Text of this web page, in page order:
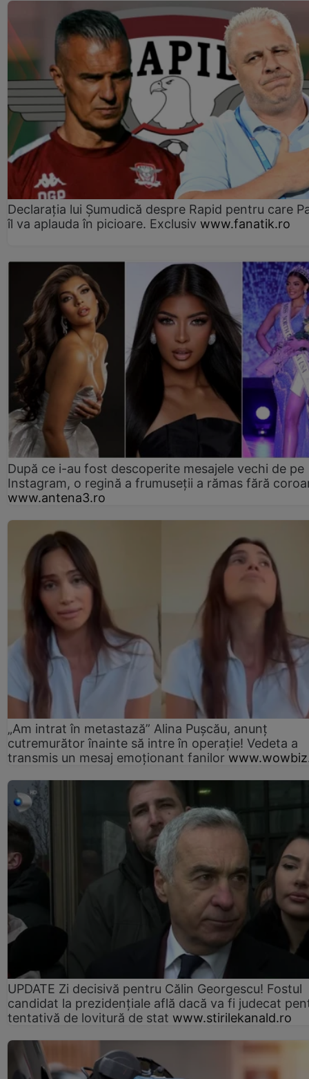
Declarația lui Șumudică despre Rapid pentru care
îl va aplauda în picioare. Exclusiv www.fanatik.ro
După ce i-au fost descoperite mesajele vechi de pe
Instagram, o regină a frumuseții a rămas fără
www.antena3.ro
„Am intrat în metastază” Alina Pușcău, anunț
cutremurător înainte să intre în operație! Vedeta a
transmis un mesaj emoționant fanilor
UPDATE Zi decisivă pentru Călin Georgescu! Fostul
candidat la prezidențiale află dacă va fi judecat
tentativă de lovitură de stat www.stirilekanald.ro